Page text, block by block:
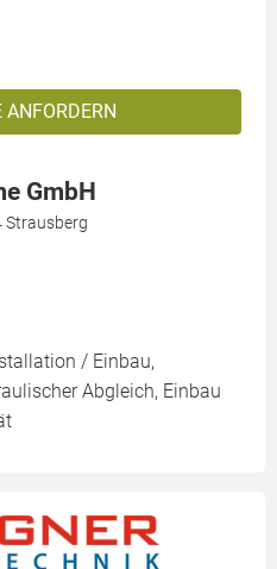
ANFORDERN
GmbH
Strausberg
/ Einbau,
Abgleich, Einbau